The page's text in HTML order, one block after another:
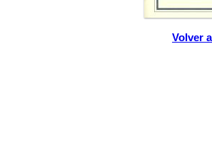
Volver